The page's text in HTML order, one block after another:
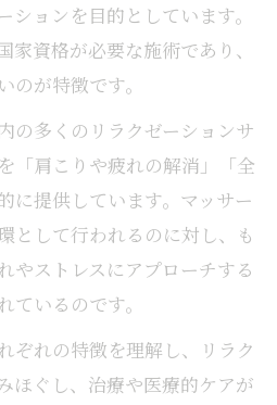
ションを目的としています。
家資格が必要な施術であり、
のが特徴です。
の多くのリラクゼーションサ
「肩こりや疲れの解消」「全
に提供しています。マッサー
として行われるのに対し、も
やストレスにアプローチする
ているのです。
ぞれの特徴を理解し、リラク
ほぐし、治療や医療的ケアが